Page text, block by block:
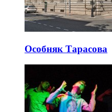
Особняк Тарасова